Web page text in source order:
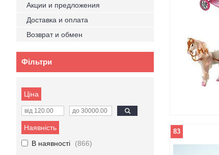
83
Акции и предложения
Доставка и оплата
Возврат и обмен
Фільтри
Ціна
Наявність
В наявності
866